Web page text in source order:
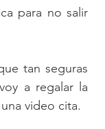
para no salir
tan seguras
a regalar la
video cita.